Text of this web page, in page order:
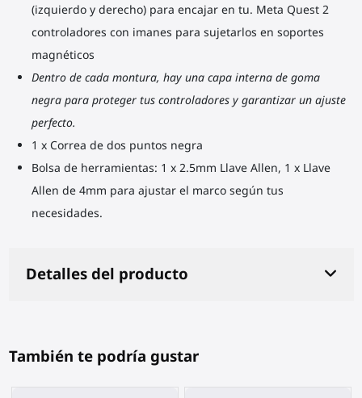
(izquierdo y derecho) para encajar en tu. Meta Quest 2
controladores con imanes para sujetarlos en soportes
magnéticos
Dentro de cada montura, hay una capa interna de goma
negra para proteger tus controladores y garantizar un ajuste
perfecto.
1 x Correa de dos puntos negra
Bolsa de herramientas: 1 x 2.5mm Llave Allen, 1 x Llave
Allen de 4mm para ajustar el marco según tus
necesidades.
Detalles del producto
También te podría gustar